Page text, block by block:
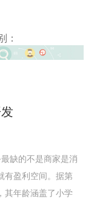
：
缺的不是商家是消
盈利空间。据第
其年龄涵盖了小学